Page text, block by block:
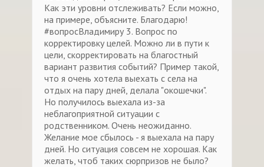
Как эти уровни отслеживать? Если можно,
на примере, объясните. Благодарю!
#вопросВладимиру 3. Вопрос по
корректировку целей. Можно ли в пути к
цели, скорректировать на благостный
вариант развития событий? Пример такой,
что я очень хотела выехать с села на
отдых на пару дней, делала "окошечки".
Но получилось выехала из-за
неблагоприятной ситуации с
родственником. Очень неожиданно.
Желание мое сбылось - я выехала на пару
дней. Но ситуация совсем не хорошая. Как
желать, чтоб таких сюрпризов не было?